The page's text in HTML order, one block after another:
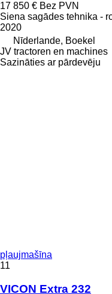
17 850 € Bez PVN
Siena sagādes tehnika -
2020
Nīderlande, Boekel
JV tractoren en machines
Sazināties ar pārdevēju
pļaujmašīna
11
VICON Extra 232